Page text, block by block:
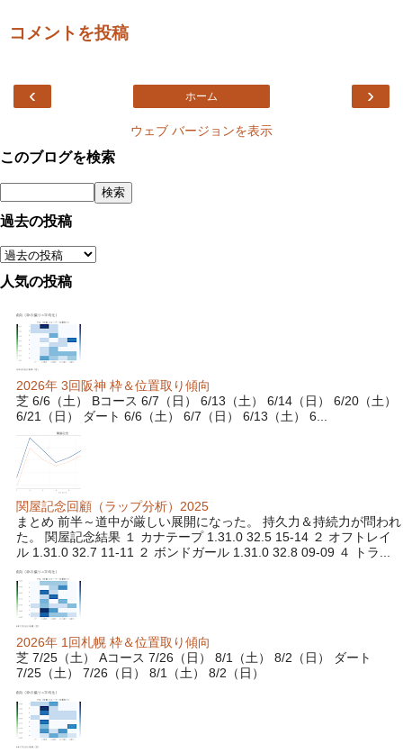
コメントを投稿
‹ ›
ホーム
ウェブ バージョンを表示
このブログを検索
過去の投稿
人気の投稿
2026年 3回阪神 枠＆位置取り傾向
芝 6/6（土） Bコース 6/7（日） 6/13（土） 6/14（日） 6/20（土）
6/21（日） ダート 6/6（土） 6/7（日） 6/13（土） 6...
関屋記念回顧（ラップ分析）2025
まとめ 前半～道中が厳しい展開になった。 持久力＆持続力が問われ
た。 関屋記念結果 １ カナテープ 1.31.0 32.5 15-14 ２ オフトレイ
ル 1.31.0 32.7 11-11 ２ ボンドガール 1.31.0 32.8 09-09 ４ トラ...
2026年 1回札幌 枠＆位置取り傾向
芝 7/25（土） Aコース 7/26（日） 8/1（土） 8/2（日） ダート
7/25（土） 7/26（日） 8/1（土） 8/2（日）